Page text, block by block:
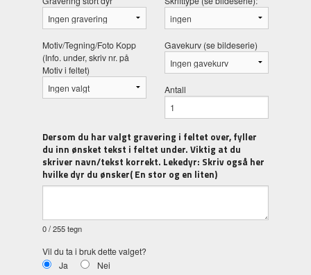
Motiv/Tegning/Foto Kopp
(Info. under, skriv nr. på
Motiv i feltet)
Gavekurv (se bildeserie)
Antall
Dersom du har valgt gravering i feltet over, fyller
du inn ønsket tekst i feltet under. Viktig at du
skriver navn/tekst korrekt. Lekedyr: Skriv også her
hvilke dyr du ønsker( En stor og en liten)
0/ 255 tegn
Vil du ta i bruk dette valget?
Ja
Nei